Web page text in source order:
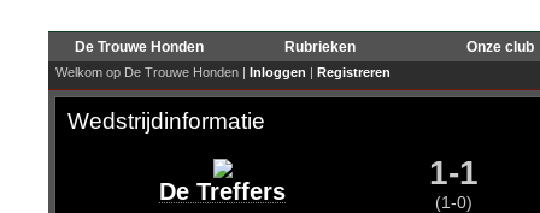
De Trouwe Honden Rubrieken Onze club
Welkom op De Trouwe Honden | Inloggen | Registreren
Wedstrijdinformatie
De Treffers 1-1
(1-0)